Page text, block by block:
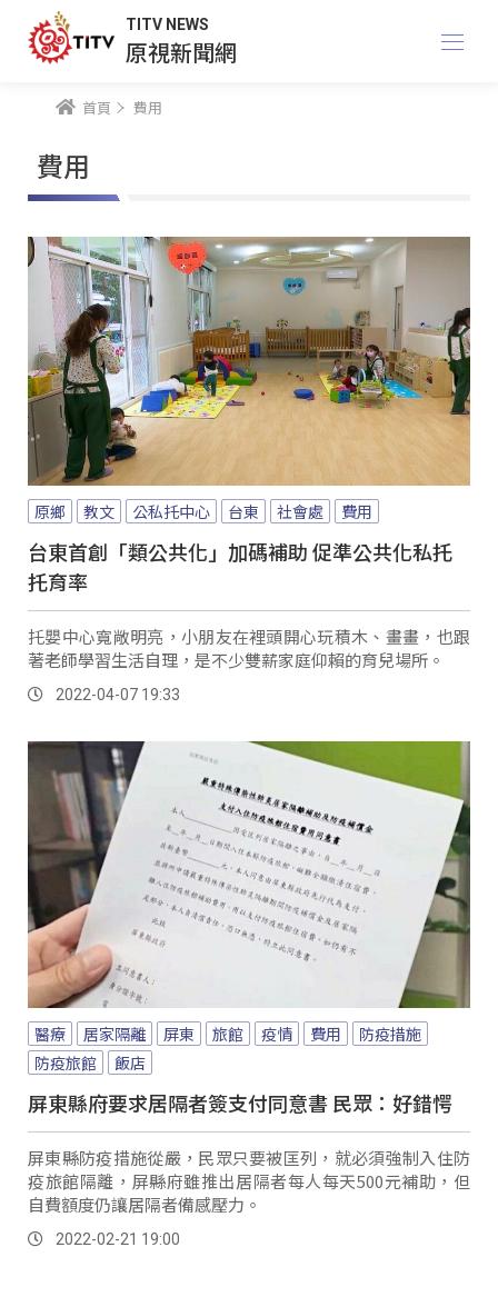
TITV NEWS
原視新聞網
首頁 費用
費用
原鄉 教文 公私托中心 台東 社會處 費用
台東首創「類公共化」加碼補助 促準公共化私托
托育率
托嬰中心寬敞明亮，小朋友在裡頭開心玩積木、畫畫，也跟
著老師學習生活自理，是不少雙薪家庭仰賴的育兒場所。
2022-04-07 19:33
醫療 居家隔離 屏東 旅館 疫情 費用
防疫措施
防疫旅館
飯店
屏東縣府要求居隔者簽支付同意書 民眾：好錯愕
屏東縣防疫措施從嚴，民眾只要被匡列，就必須強制入住防
疫旅館隔離，屏縣府雖推出居隔者每人每天500元補助，但
自費額度仍讓居隔者備感壓力。
2022-02-21 19:00